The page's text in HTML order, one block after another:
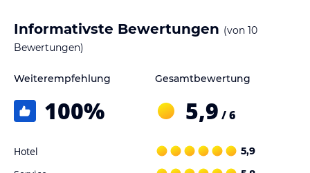
Haartrockner und kostenfreien Pflegeprodukten. Ein Schreibtisch
und Bettwäsche sind ebenfalls vorhanden.
Gastronomie im Hotel
Restaurant, in dem Sie köstliche Speisen genießen können. Starten
Sie Ihren Tag mit einem leckeren Frühstück oder lassen Sie sich
Sport und Unterhaltung
Informativste Bewertungen (von 10
Bewertungen)
Weiterempfehlung
100%
Gesamtbewertung
5,9 / 6
Hotel 5,9